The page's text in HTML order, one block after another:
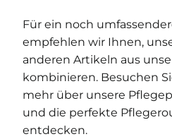
Für ein noch
empfehlen wir Ihnen,
anderen Artikeln aus
kombinieren. Besuchen
mehr über unsere
und die perfekte
entdecken.